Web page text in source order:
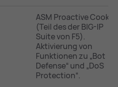
ASM Proactive Cookie
(Teil des der BIG-IP
Suite von F5).
Aktivierung von
Funktionen zu „Bot
Defense“ und „DoS
Protection“.